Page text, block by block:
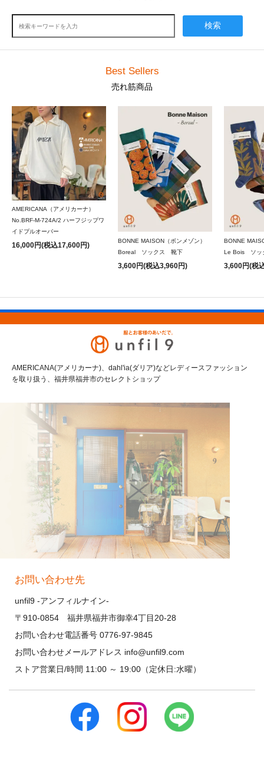
検索
Best Sellers
売れ筋商品
AMERICANA（アメリカーナ）
No.BRF-M-724A/2 ハーフジップワ
イドプルオーバー
16,000円(税込17,600円)
BONNE MAISON（ボンメゾン）
Boreal ソックス 靴下
3,600円(税込3,960円)
BONNE
Le Bois ソッ
3,600円(税
AMERICANA(アメリカーナ)、dahl'ia(ダリア)などレディースファッション
を取り扱う、福井県福井市のセレクトショップ
お問い合わせ先
unfil9 -アンフィルナイン-
〒910-0854 福井県福井市御幸4丁目20-28
お問い合わせ電話番号 0776-97-9845
お問い合わせメールアドレス info@unfil9.com
ストア営業日/時間 11:00 ～ 19:00（定休日:水曜）